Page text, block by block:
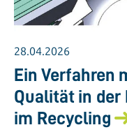
28.04.2026
Ein Verfahren
Qualität in der
im Recycling